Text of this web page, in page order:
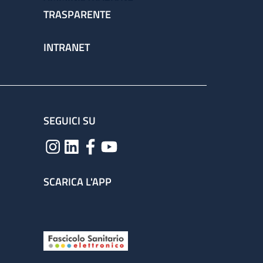
TRASPARENTE
INTRANET
SEGUICI SU
SCARICA L'APP